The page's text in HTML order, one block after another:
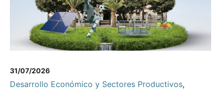
31/07/2026
Desarrollo Económico y Sectores Productivos,